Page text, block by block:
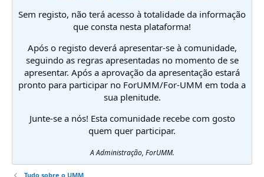
Sem registo, não terá acesso à totalidade da informação
que consta nesta plataforma!
Após o registo deverá apresentar-se à comunidade,
seguindo as regras apresentadas no momento de se
apresentar. Após a aprovação da apresentação estará
pronto para participar no ForUMM/For-UMM em toda a
sua plenitude.
Junte-se a nós! Esta comunidade recebe com gosto
quem quer participar.
A Administração, ForUMM.
Tudo sobre o UMM